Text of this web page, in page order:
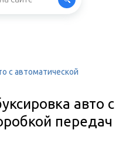
с автоматической
авто с
передач